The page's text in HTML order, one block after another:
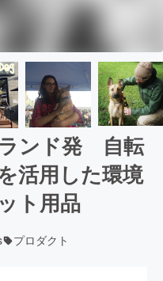
ンド発 自転
活用した環境
ト用品
プロダクト